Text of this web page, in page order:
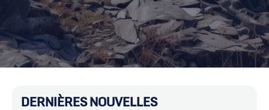
DERNIÈRES NOUVELLES